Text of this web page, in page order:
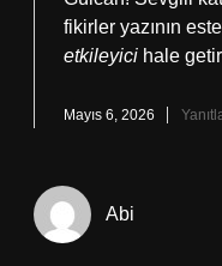
fikirler yazının
etkileyici hale
Mayıs 6, 2026
Abi